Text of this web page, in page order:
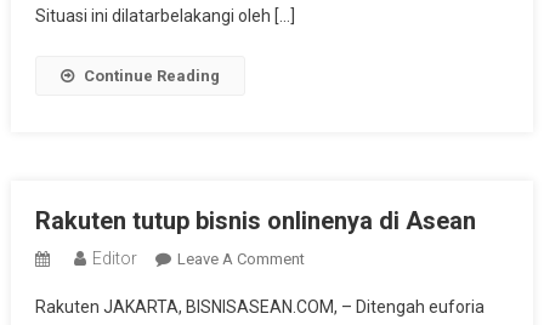
Situasi ini dilatarbelakangi oleh […]
Continue Reading
Rakuten tutup bisnis onlinenya di Asean
Editor Leave A CommentOn
Tutup
Rakuten JAKARTA, BISNISASEAN.COM, – Ditengah euforia